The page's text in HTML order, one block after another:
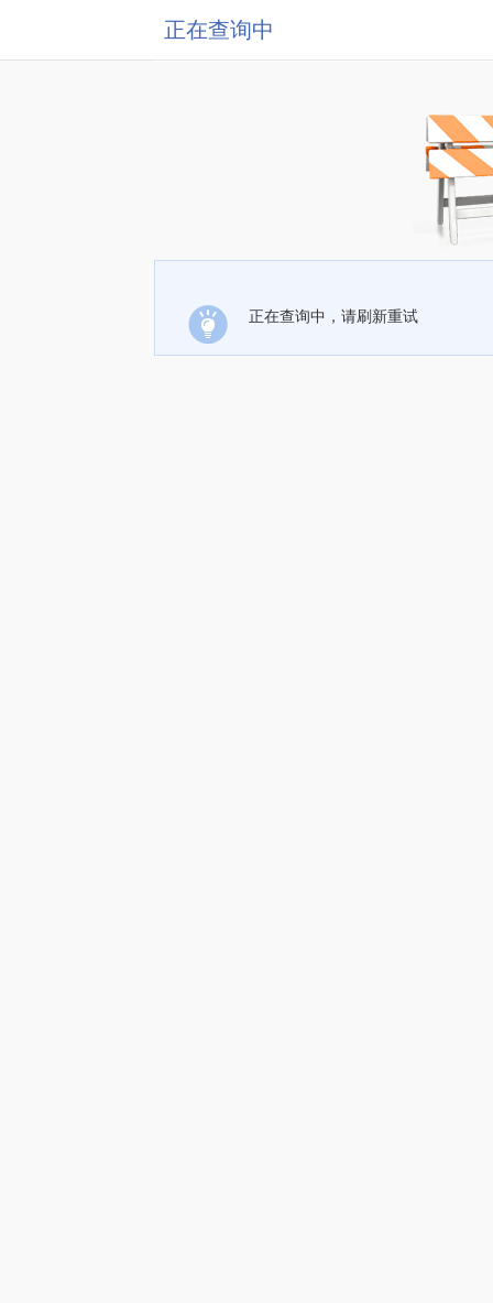
正在查询中
正在查询中，请刷新重试